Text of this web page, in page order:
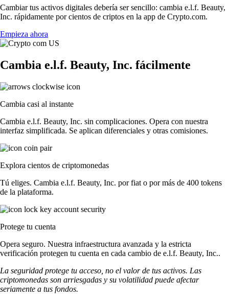
Cambiar tus activos digitales debería ser sencillo: cambia e.l.f. Beauty,
Inc. rápidamente por cientos de criptos en la app de Crypto.com.
Empieza ahora
Cambia e.l.f. Beauty, Inc. fácilmente
Cambia casi al instante
Cambia e.l.f. Beauty, Inc. sin complicaciones. Opera con nuestra
interfaz simplificada. Se aplican diferenciales y otras comisiones.
Explora cientos de criptomonedas
Tú eliges. Cambia e.l.f. Beauty, Inc. por fiat o por más de 400 tokens
de la plataforma.
Protege tu cuenta
Opera seguro. Nuestra infraestructura avanzada y la estricta
verificación protegen tu cuenta en cada cambio de e.l.f. Beauty, Inc..
La seguridad protege tu acceso, no el valor de tus activos. Las
criptomonedas son arriesgadas y su volatilidad puede afectar
seriamente a tus fondos.